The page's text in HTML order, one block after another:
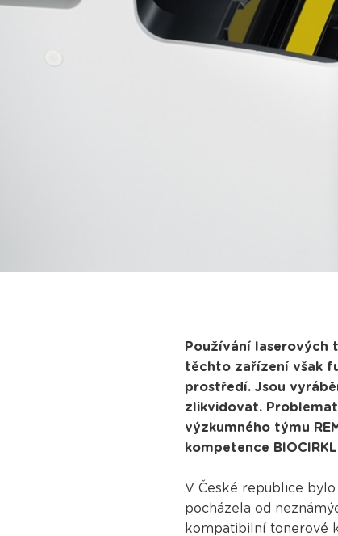
Používání laserových
těchto zařízení však
prostředí. Jsou
zlikvidovat.
výzkumného týmu
kompetence
V České republice
pocházela od
kompatibilní tonerové